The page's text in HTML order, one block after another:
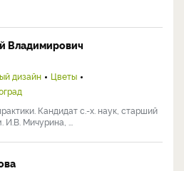
Владимирович
дизайн
Цветы
Кандидат с.-х. наук, старший
Мичурина, ...